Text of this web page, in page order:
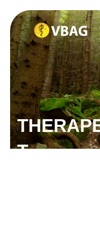
T